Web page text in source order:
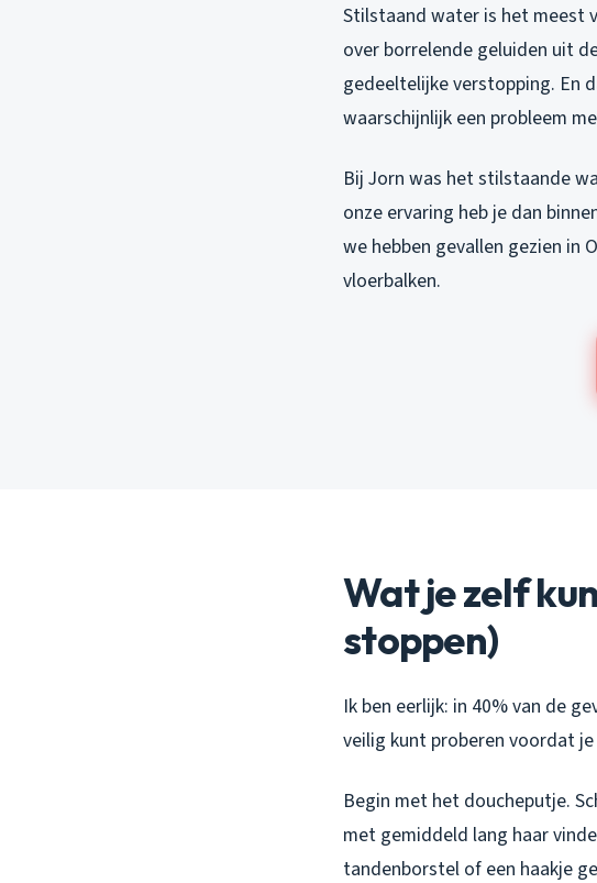
Stilstaand water is het meest
over borrelende geluiden uit
gedeeltelijke verstopping. En
waarschijnlijk een probleem
Bij Jorn was het stilstaande
onze ervaring heb je dan
we hebben gevallen gezien in
vloerbalken.
Wat je zelf
stoppen)
Ik ben eerlijk: in 40% van de
veilig kunt proberen voordat je
Begin met het doucheputje.
met gemiddeld lang haar
tandenborstel of een haakje